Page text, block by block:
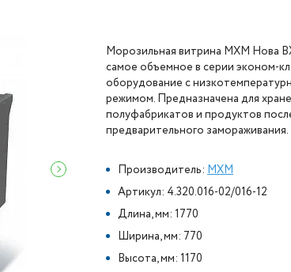
Морозильная витрина МХМ Нова
самое объемное в серии эконом-
оборудование с
режимом. Предназначена для
полуфабрикатов и продуктов
предварительного замораживания.
Производитель: МХМ
Артикул: 4.320.016-02/016-12
Длина, мм: 1770
Ширина, мм: 770
Высота, мм: 1170